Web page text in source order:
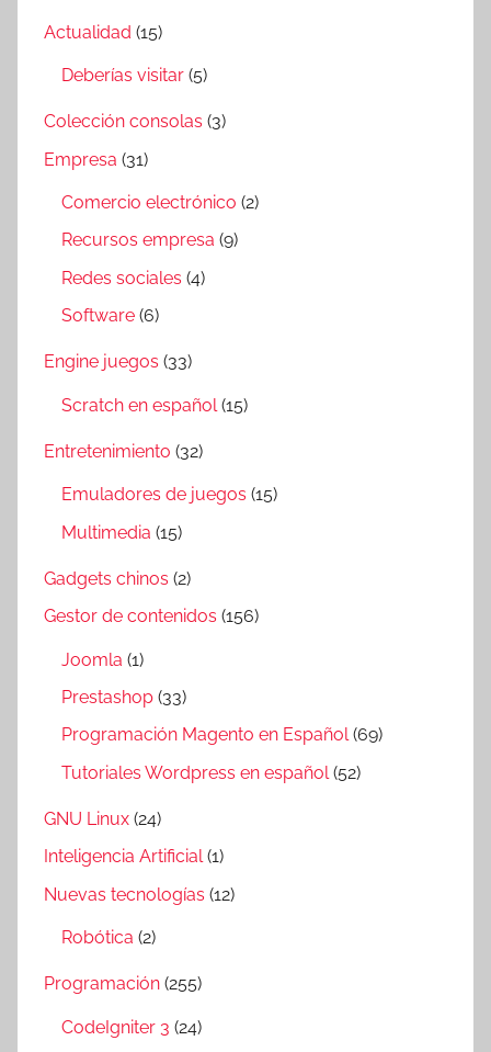
Actualidad (15)
Deberías visitar (5)
Colección consolas (3)
Empresa (31)
Comercio electrónico (2)
Recursos empresa (9)
Redes sociales (4)
Software (6)
Engine juegos (33)
Scratch en español (15)
Entretenimiento (32)
Emuladores de juegos (15)
Multimedia (15)
Gadgets chinos (2)
Gestor de contenidos (156)
Joomla (1)
Prestashop (33)
Programación Magento en Español(69)
Tutoriales Wordpress en español (52)
GNU Linux (24)
Inteligencia Artificial(1)
Nuevas tecnologías (12)
Robótica (2)
Programación (255)
CodeIgniter 3 (24)